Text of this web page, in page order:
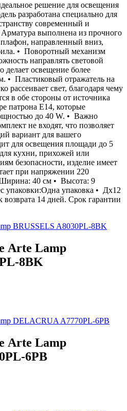
решение для освещения
разработана специально для
современный и
выполнена из прочного
направленный вниз,
• Поворотный механизм
направлять световой
делает освещение более
• Пластиковый отражатель на
рассеивает свет, благодаря чему
в обе стороны от источника
патрона E14, которые
до 40 W. • Важно
не входят, что позволяет
вариант для вашего
для освещения площади до 5
кухни, прихожей или
безопасности, изделие имеет
при напряжении 220
40 см • Высота: 9
упаковки:Одна упаковка • Дх12
14 дней. Срок гарантии
Arte Lamp
8BK
Arte Lamp
6PB